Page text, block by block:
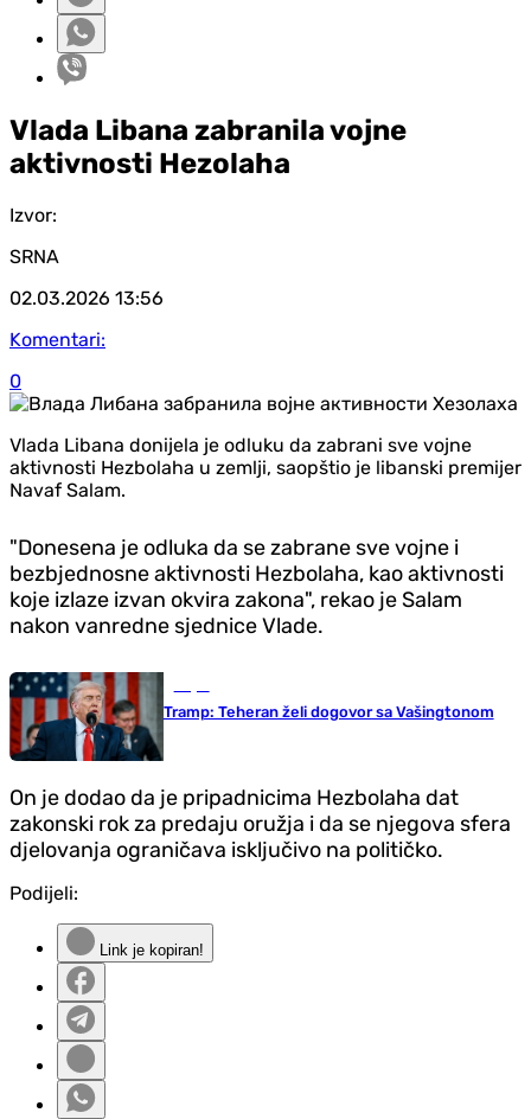
Vlada Libana zabranila vojne
aktivnosti Hezolaha
Izvor:
SRNA
02.03.2026 13:56
Komentari:
0
Vlada Libana donijela je odluku da zabrani sve vojne
aktivnosti Hezbolaha u zemlji, saopštio je libanski premijer
Navaf Salam.
"Donesena je odluka da se zabrane sve vojne i
bezbjednosne aktivnosti Hezbolaha, kao aktivnosti
koje izlaze izvan okvira zakona", rekao je Salam
nakon vanredne sjednice Vlade.
Tramp: Teheran želi dogovor sa Vašingtonom
On je dodao da je pripadnicima Hezbolaha dat
zakonski rok za predaju oružja i da se njegova sfera
djelovanja ograničava isključivo na političko.
Podijeli:
Link je kopiran!